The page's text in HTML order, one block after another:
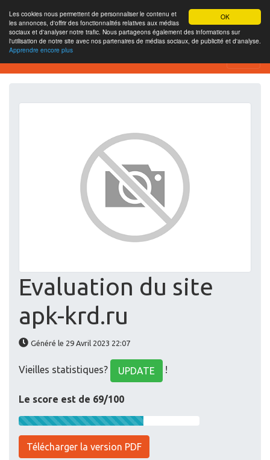
OK
Les cookies nous permettent de personnaliser le contenu et
les annonces, d'offrir des fonctionnalités relatives aux médias
sociaux et d'analyser notre trafic. Nous partageons également des informations sur
l'utilisation de notre site avec nos partenaires de médias sociaux, de publicité et d'analyse.
Apprendre encore plus
SEO Analytics
Evaluation du site
apk-krd.ru
Généré le 29 Avril 2023 22:07
Vieilles statistiques? UPDATE !
Le score est de 69/100
Télécharger la version PDF